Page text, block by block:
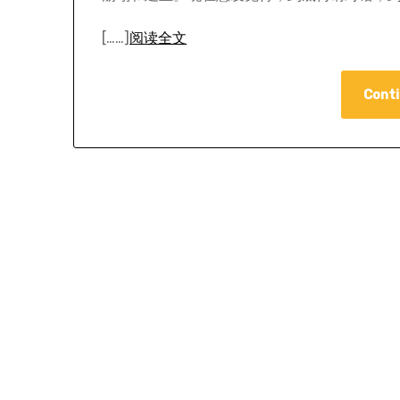
[……] 阅读全文